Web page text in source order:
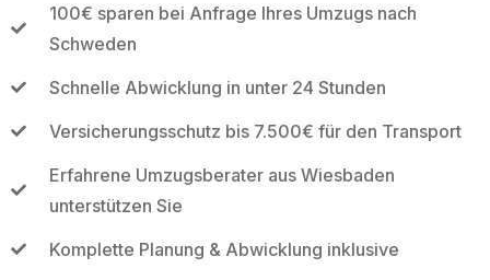
100€ sparen bei Anfrage Ihres Umzugs nach
Schweden
Schnelle Abwicklung in unter 24 Stunden
Versicherungsschutz bis 7.500€ für den Transport
Erfahrene Umzugsberater aus Wiesbaden
unterstützen Sie
Komplette Planung & Abwicklung inklusive